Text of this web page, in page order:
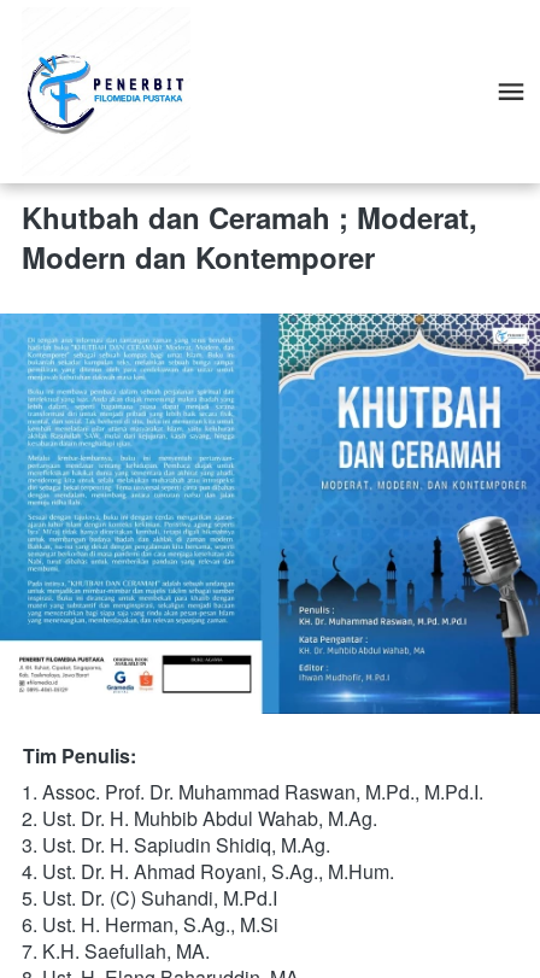
Khutbah dan Ceramah ; Moderat,
Modern dan Kontemporer
Tim Penulis:
Assoc. Prof. Dr. Muhammad Raswan, M.Pd., M.Pd.I.
Ust. Dr. H. Muhbib Abdul Wahab, M.Ag.
Ust. Dr. H. Sapiudin Shidiq, M.Ag.
Ust. Dr. H. Ahmad Royani, S.Ag., M.Hum.
Ust. Dr. (C) Suhandi, M.Pd.I
Ust. H. Herman, S.Ag., M.Si
K.H. Saefullah, MA.